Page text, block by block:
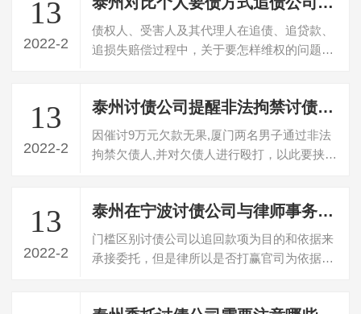
13
2022-2
债权人、受害人及其代理人在追债、追贷款、
追损失赔偿过程中，关于要怎样维权的问题、
13
2022-2
泰州讨债公司提醒非法拘禁讨债会触犯刑法
因催讨9万元欠款无果,厦门两名男子通过非法
拘禁欠债人,并对欠债人进行殴打，以此要挟欠
13
2022-2
泰州在宁波讨债公司与律师事务所的区别
门槛区别讨债公司以追回款项为目的和依据来
承接委托，但是律所以是否打赢官司为依据来